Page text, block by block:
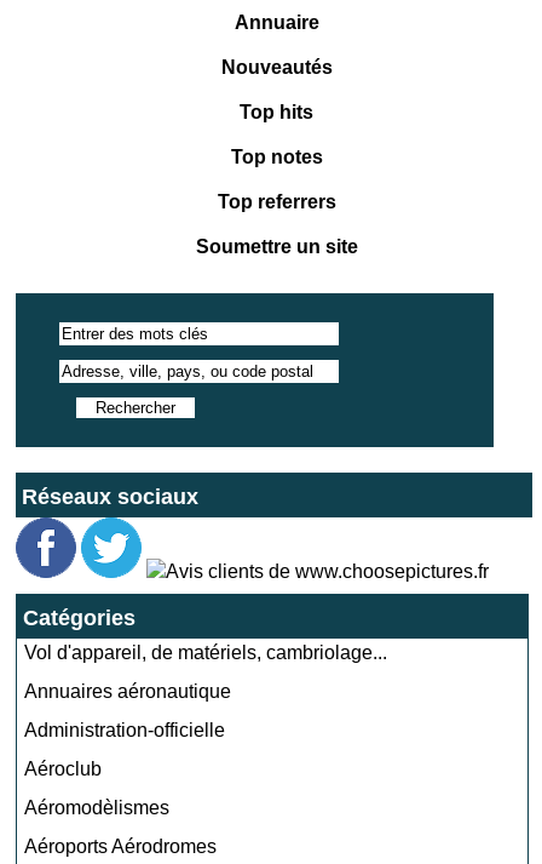
Annuaire
Nouveautés
Top hits
Top notes
Top referrers
Soumettre un site
Réseaux sociaux
Catégories
Vol d'appareil, de matériels, cambriolage...
Annuaires aéronautique
Administration-officielle
Aéroclub
Aéromodèlismes
Aéroports Aérodromes